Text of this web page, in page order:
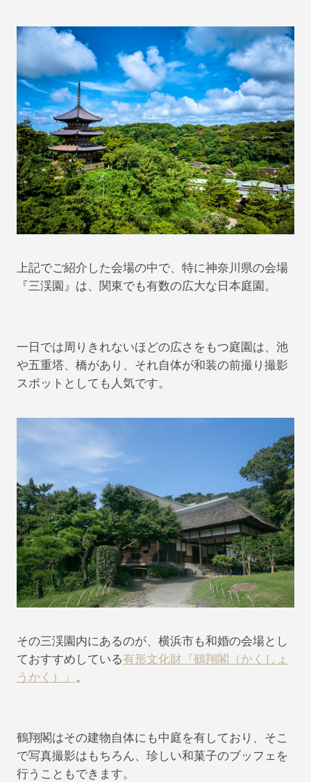
上記でご紹介した会場の中で、特に神奈川県の会場
『三渓園』は、関東でも有数の広大な日本庭園。
一日では周りきれないほどの広さをもつ庭園は、池
や五重塔、橋があり、それ自体が和装の前撮り撮影
スポットとしても人気です。
その三渓園内にあるのが、横浜市も和婚の会場とし
ておすすめしている有形文化財『鶴翔閣（かくしょ
うかく）』
。
鶴翔閣はその建物自体にも中庭を有しており、そこ
で写真撮影はもちろん、珍しい和菓子のブッフェを
行うこともできます。